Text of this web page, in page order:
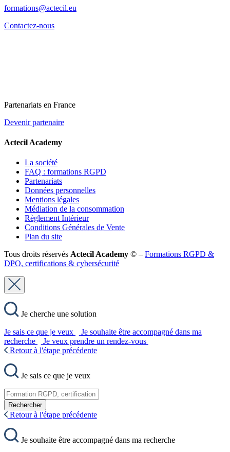
formations@actecil.eu
Contactez-nous
Partenariats en France
Devenir partenaire
Actecil Academy
La société
FAQ : formations RGPD
Partenariats
Données personnelles
Mentions légales
Médiation de la consommation
Règlement Intérieur
Conditions Générales de Vente
Plan du site
Tous droits réservés Actecil Academy © – Formations RGPD &
DPO, certifications & cybersécurité
Je cherche une solution
Je sais ce que je veux
Je souhaite être accompagné dans ma
recherche
Je veux prendre un rendez-vous
Retour à l'étape précédente
Je sais ce que je veux
Rechercher
Retour à l'étape précédente
Je souhaite être accompagné dans ma recherche